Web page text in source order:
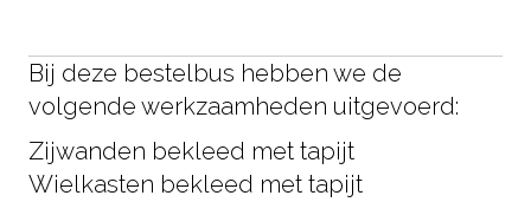
Bij deze bestelbus hebben we de
volgende werkzaamheden uitgevoerd:
Zijwanden bekleed met tapijt
Wielkasten bekleed met tapijt